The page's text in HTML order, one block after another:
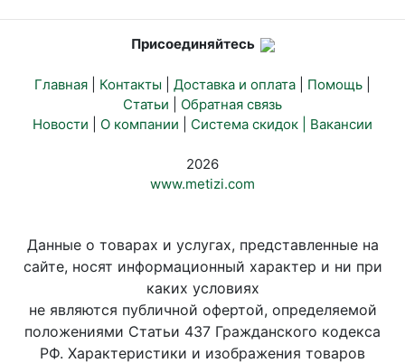
Присоединяйтесь
Главная Контакты Доставка и оплата Помощь
Статьи
Обратная связь
Новости
О компании Система скидок | Вакансии
2026
www.metizi.com
Данные о товарах и услугах, представленные на
сайте, носят информационный характер и ни при
каких условиях
не являются публичной офертой, определяемой
положениями Статьи 437 Гражданского кодекса
РФ. Характеристики и изображения товаров